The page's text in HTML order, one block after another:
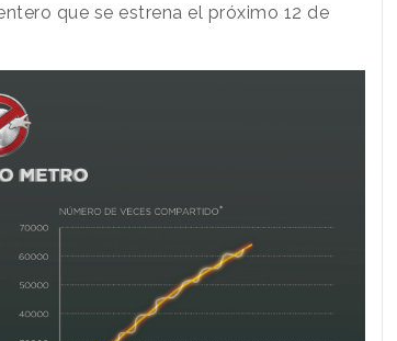
que se estrena el próximo 12 de